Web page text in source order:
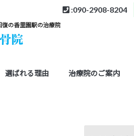
:090-2908-8204
の香里園駅の治療院
選ばれる理由 治療院のご案内